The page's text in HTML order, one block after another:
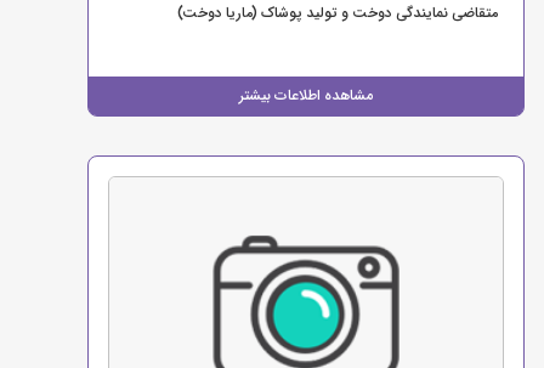
مشاهده اطلاعات بیشتر
متقاضی نمایندگی دوخت و تولید پوشاک (ماریا دوخت)